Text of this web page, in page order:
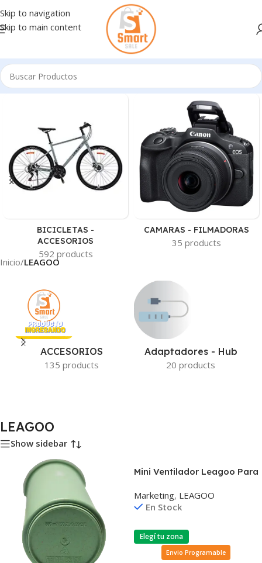
Skip to navigation
Skip to main content
BICICLETAS -
ACCESORIOS
592 products
CAMARAS - FILMADORAS
35 products
Inicio/LEAGOO
ACCESORIOS
135 products
Adaptadores - Hub
20 products
LEAGOO
Show sidebar
Mini Ventilador Leagoo Para
Marketing, LEAGOO
En Stock
Elegí tu zona
Envio Programable